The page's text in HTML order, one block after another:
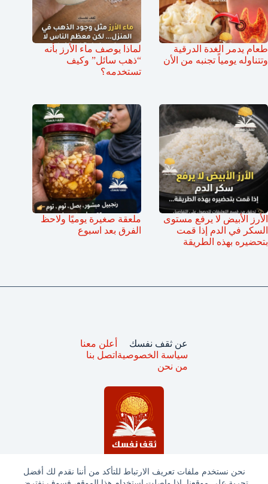
نحن نستخدم ملفات تعريف الارتباط للتأكد من أننا نقدم لك أفضل
طعام يدمر الغدة الدرقية
وتتناوله يومياً تجنبه من الأن
لماذا يوصف ماء الأرز بأنه
“ذهب سائل” وكيف
تستخدمه؟
الأرز الأبيض لا يرفع مستوى
السكر في الدم إذا قمت
بتحضيره بهذه الطريقة
ملعقة صغيرة يوميًا ولاحظ
الفرق بعد اسبوع
عن ثقف نفسك
سياسة الخصوصية
من نحن
أعلن معنا
اتصل بنا